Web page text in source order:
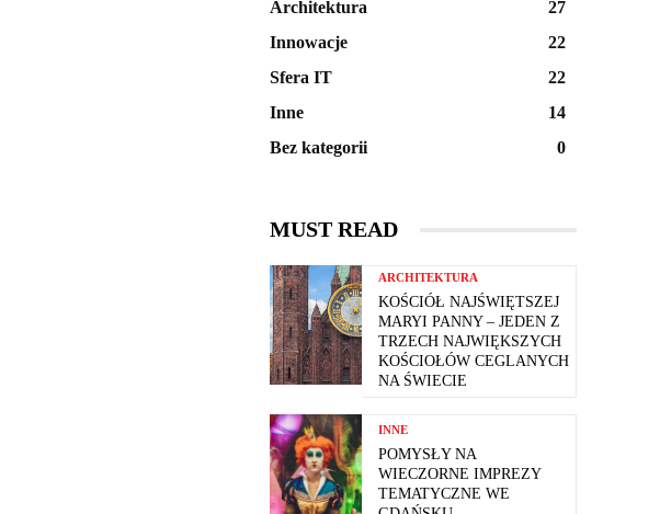
Architektura
27
Innowacje
22
Sfera IT
22
Inne
14
Bez kategorii
0
MUST READ
ARCHITEKTURA
KOŚCIÓŁ NAJŚWIĘTSZEJ
MARYI PANNY – JEDEN Z
TRZECH NAJWIĘKSZYCH
KOŚCIOŁÓW CEGLANYCH
NA ŚWIECIE
INNE
POMYSŁY NA
WIECZORNE IMPREZY
TEMATYCZNE WE